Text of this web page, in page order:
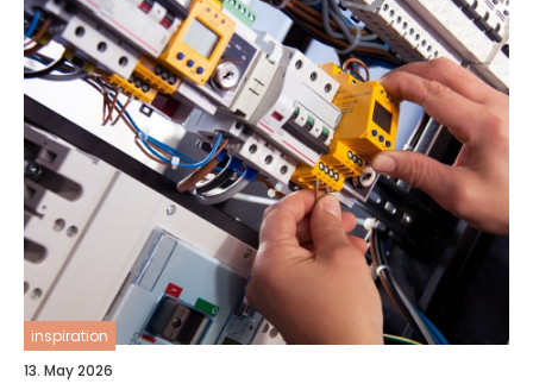
inspiration
13. May 2026